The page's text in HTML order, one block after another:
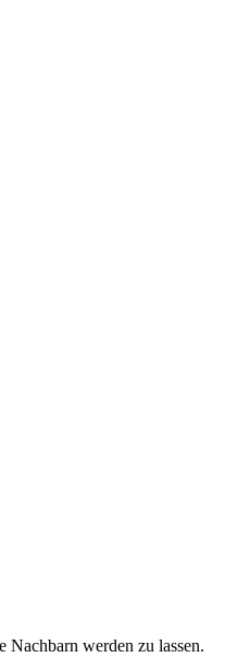
Nachbarn werden zu lassen.